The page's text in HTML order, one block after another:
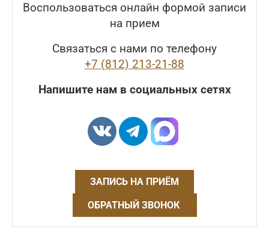
Воспользоваться онлайн формой записи
на прием
Связаться с нами по телефону
+7 (812) 213-21-88
Напишите нам в социальных сетях
ЗАПИСЬ НА ПРИЁМ
ОБРАТНЫЙ ЗВОНОК